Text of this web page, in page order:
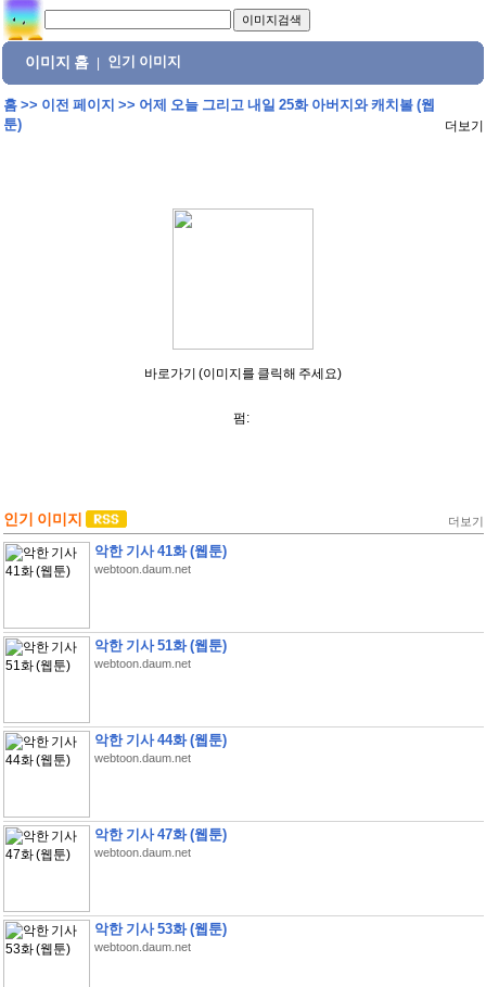
이미지 홈 인기 이미지
홈>> 이전 페이지 >> 어제 오늘 그리고 내일 25화 아버지와 캐치볼 (웹
툰)
더보기
바로가기 (이미지를 클릭해 주세요)
펌:
인기 이미지 더보기
악한 기사 41화 (웹툰)
webtoon.daum.net
악한 기사 51화 (웹툰)
webtoon.daum.net
악한 기사 44화 (웹툰)
webtoon.daum.net
악한 기사 47화 (웹툰)
webtoon.daum.net
악한 기사 53화 (웹툰)
webtoon.daum.net